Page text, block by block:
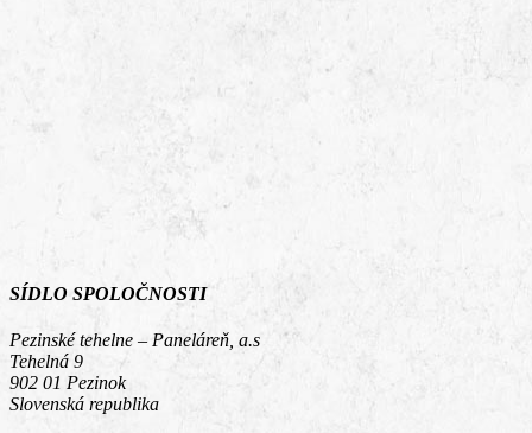
SÍDLO SPOLOČNOSTI
Pezinské tehelne – Paneláreň, a.s
Tehelná 9
902 01 Pezinok
Slovenská republika